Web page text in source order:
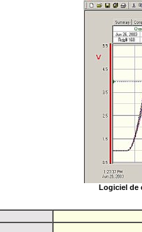
Logiciel de